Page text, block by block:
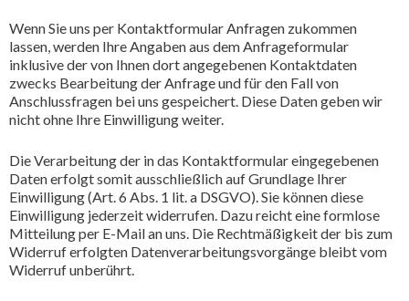
Wenn Sie uns per Kontaktformular Anfragen zukommen
lassen, werden Ihre Angaben aus dem Anfrageformular
inklusive der von Ihnen dort angegebenen Kontaktdaten
zwecks Bearbeitung der Anfrage und für den Fall von
Anschlussfragen bei uns gespeichert. Diese Daten geben wir
nicht ohne Ihre Einwilligung weiter.
Die Verarbeitung der in das Kontaktformular eingegebenen
Daten erfolgt somit ausschließlich auf Grundlage Ihrer
Einwilligung (Art. 6 Abs. 1 lit. a DSGVO). Sie können diese
Einwilligung jederzeit widerrufen. Dazu reicht eine formlose
Mitteilung per E-Mail an uns. Die Rechtmäßigkeit der bis zum
Widerruf erfolgten Datenverarbeitungsvorgänge bleibt vom
Widerruf unberührt.